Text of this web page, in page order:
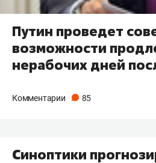
Путин проведет
возможности
нерабочих дней
Комментарии 85
Синоптики